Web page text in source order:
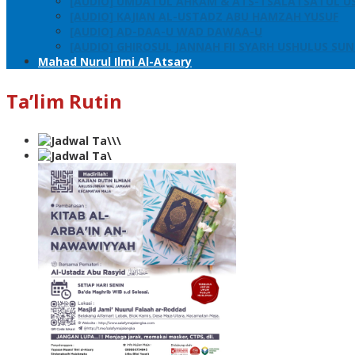
[AUDIO] KAJIAN AL-USTADZ ABU HAMZAH YUSUF
[AUDIO] AD-DAA-U WAD DAWAA-U
[AUDIO] GHIROSUL JANNAH FII SYARH USHULUS
Mahad Nurul Ilmi Al-Atsary
Ta’lim Rutin